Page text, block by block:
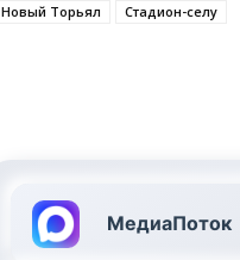
Новый Торьял Стадион-селу
МедиаПоток